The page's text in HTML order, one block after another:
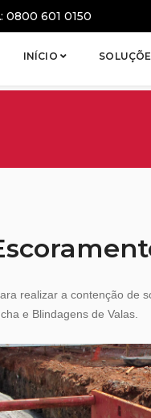
0800 601 0150
INÍCIO
realizar a contenção de
e Blindagens de Valas.